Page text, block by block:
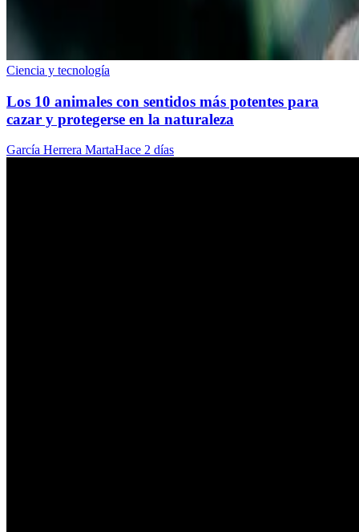
Ciencia y tecnología
Los 10 animales con sentidos más potentes para
cazar y protegerse en la naturaleza
García Herrera MartaHace 2 días